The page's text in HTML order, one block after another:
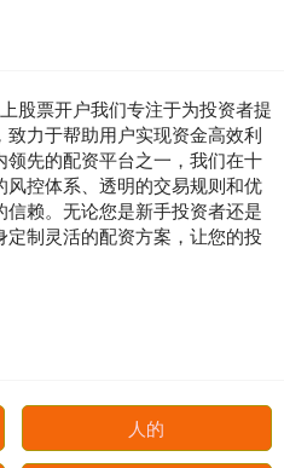
股票开户我们专注于为投资者提
力于帮助用户实现资金高效利
先的配资平台之一，我们在十
控体系、透明的交易规则和优
赖。无论您是新手投资者还是
制灵活的配资方案，让您的投
人的